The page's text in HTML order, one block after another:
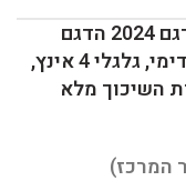
אופניים חשמליים סייקו ספורט x4 דגם 2024 הדגם
משופר!! , בזכות השיכוך הכפול הקדימי, גלגלי 4 אינץ,
השיכוך מלא
המרכז)